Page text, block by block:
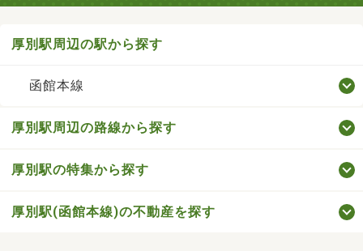
厚別駅周辺の駅から探す
函館本線
厚別駅周辺の路線から探す
厚別駅の特集から探す
厚別駅(函館本線)の不動産を探す